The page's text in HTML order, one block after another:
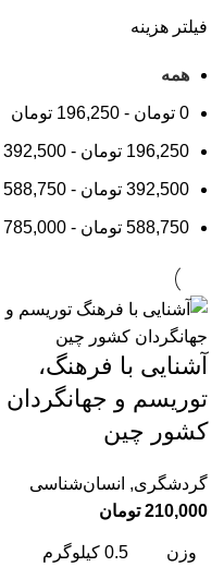
فیلتر هزینه
همه
0 تومان -
196,250 تومان
196,250 تومان -
392,500
392,500 تومان -
588,750
588,750 تومان -
785,000
آشنایی با فرهنگ،
توریسم و جهانگردان
کشور چین
گردشگری, انسان‌شناسی
210,000 تومان
وزن 0.5 کیلوگرم